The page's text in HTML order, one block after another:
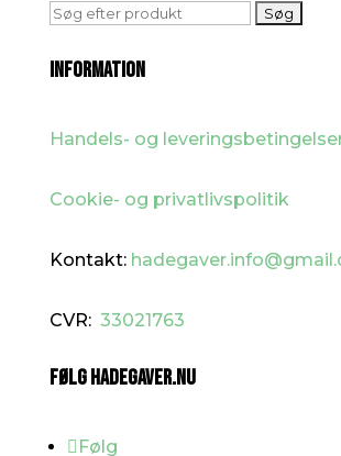
Søg
INFORMATION
Handels- og
Cookie- og privatlivspolitik
Kontakt:
CVR: 33021763
FØLG HADEGAVER.NU
Følg